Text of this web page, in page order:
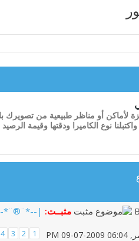
لأماكن أو مناظر طبيعية من تصويرك
نوع الكاميرا ودقتها وقيمة
مثبــت: |--
‏, 09-07-2009 06:04 PM
1
2
3
4